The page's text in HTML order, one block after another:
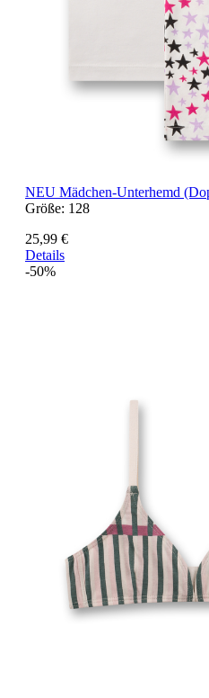
NEU Mädchen-Unterhemd
Größe: 128
25,99 €
Details
-50%